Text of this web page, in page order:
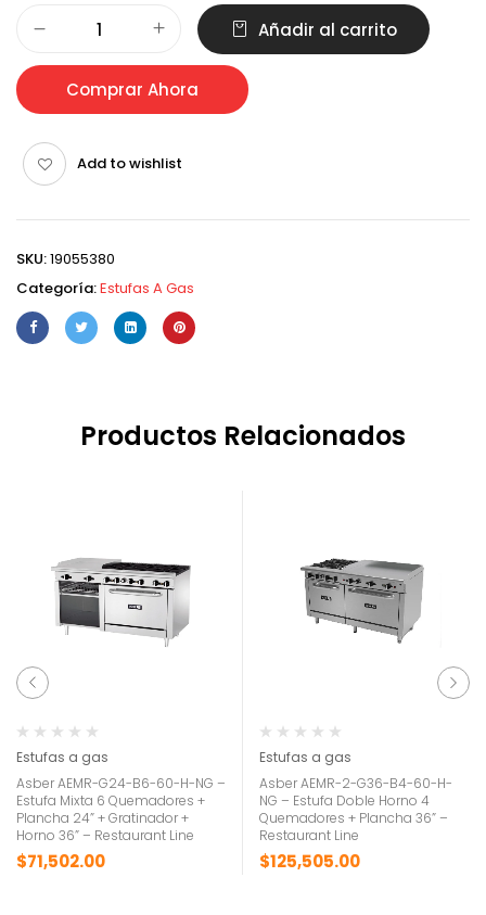
Añadir al carrito
Comprar Ahora
Add to wishlist
SKU:19055380
Categoría:Estufas A Gas
Productos Relacionados
Estufas a gas
Asber AEMR-G24-B6-60-H-NG –
Estufa Mixta 6 Quemadores +
Plancha 24” + Gratinador +
Horno 36” – Restaurant Line
$71,502.00
Estufas a gas
Asber AEMR-2-G36-B4-60-H-
NG – Estufa Doble Horno 4
Quemadores + Plancha 36” –
Restaurant Line
$125,505.00